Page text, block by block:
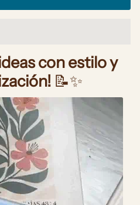
con estilo y
📝✨